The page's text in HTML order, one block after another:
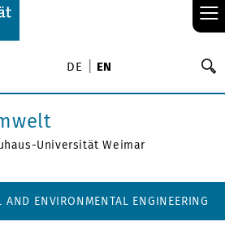
≡
DE EN
Universität Weimar
AND ENVIRONMENTAL ENGINEERING